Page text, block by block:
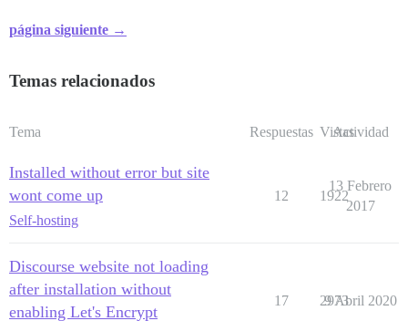
página siguiente →
Temas relacionados
Tema Respuestas Vistas
Actividad
Installed without error but site
wont come up
Self-hosting
12 1922
13 Febrero
2017
Discourse website not loading
after installation without
enabling Let's Encrypt
17 2973
9 Abril 2020